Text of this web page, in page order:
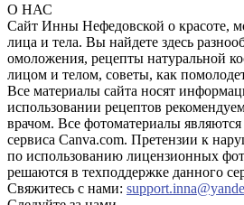
О НАС
Сайт Инны Нефедовской о красоте,
лица и тела. Вы найдете здесь
омоложения, рецепты натуральной
лицом и телом, советы, как
Все материалы сайта носят
использовании рецептов
врачом. Все фотоматериалы
сервиса Canva.com. Претензии к
по использованию лицензионных
решаются в техподдержке данного
Свяжитесь с нами: